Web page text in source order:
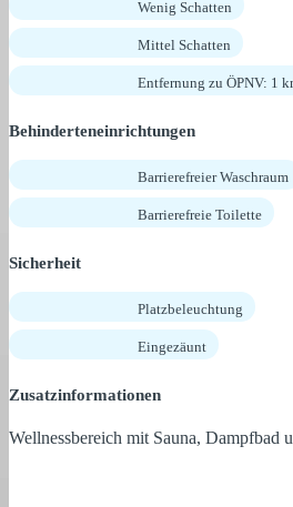
Wenig Schatten
Mittel Schatten
Entfernung zu ÖPNV: 1
Behinderteneinrichtungen
Barrierefreier Waschraum
Barrierefreie Toilette
Sicherheit
Platzbeleuchtung
Eingezäunt
Zusatzinformationen
Wellnessbereich mit Sauna, Dampfbad